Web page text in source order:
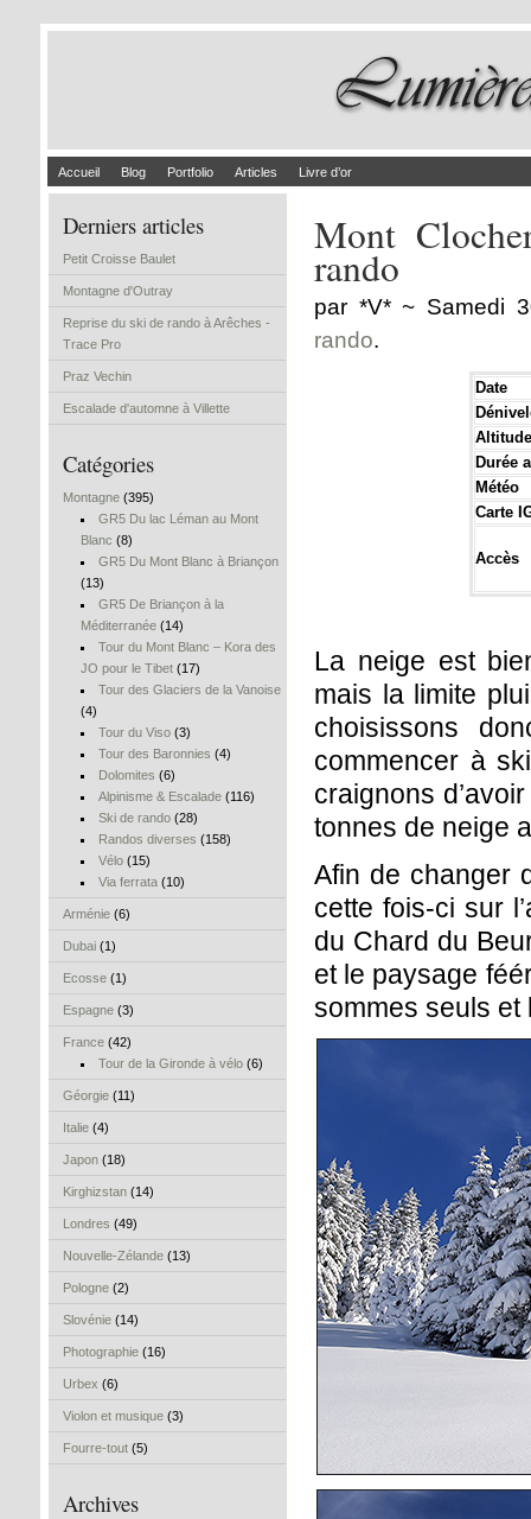
Accueil Blog Portfolio Articles Livre d’or
Derniers articles
Petit Croisse Baulet
Montagne d'Outray
Reprise du ski de rando à Arêches -
Trace Pro
Praz Vechin
Escalade d'automne à Villette
Catégories
Montagne (395)
GR5 Du lac Léman au Mont
Blanc (8)
GR5 Du Mont Blanc à Briançon
(13)
GR5 De Briançon à la
Méditerranée (14)
Tour du Mont Blanc – Kora des
JO pour le Tibet (17)
Tour des Glaciers de la Vanoise
(4)
Tour du Viso(3)
Tour des Baronnies (4)
Dolomites (6)
Alpinisme & Escalade(116)
Ski de rando(28)
Randos diverses (158)
Vélo(15)
Via ferrata(10)
Arménie (6)
Dubai (1)
Ecosse (1)
Espagne (3)
France (42)
Tour de la Gironde à vélo(6)
Géorgie (11)
Italie (4)
Japon (18)
Kirghizstan (14)
Londres (49)
Nouvelle-Zélande (13)
Pologne (2)
Slovénie (14)
Photographie (16)
Urbex (6)
Violon et musique (3)
Fourre-tout (5)
Archives
Mont
rando
par *V* ~ Samedi
rando.
Date
Durée
Météo
Carte
Accès
La neige est
mais la limite
choisissons
commencer à
craignons
tonnes de neige
Afin de changer
cette fois-ci sur
du Chard du
et le paysage
sommes seuls et